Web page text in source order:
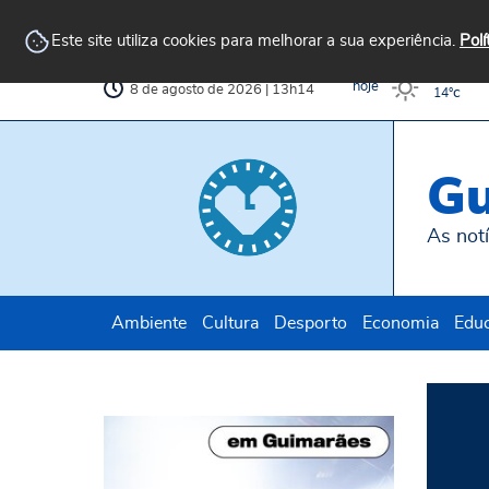
Este site utiliza cookies para melhorar a sua experiência.
Municipal
Municipal
8 de agosto de 2026 | 13h14 hoje 14°c
As
Ambiente Cultura Desporto Economia